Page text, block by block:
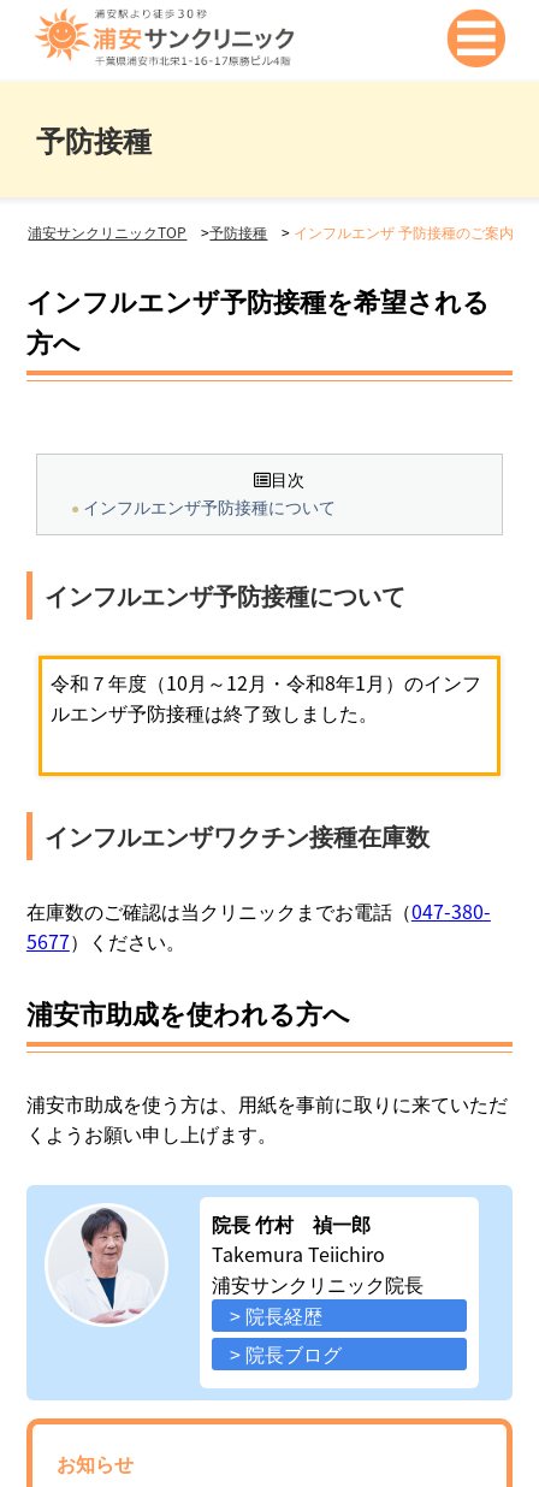
予防接種
浦安サンクリニックTOP >予防接種 > インフルエンザ 予防接種のご案内
インフルエンザ予防接種を希望される
方へ
目次
インフルエンザ予防接種について
インフルエンザ予防接種について
令和７年度（10月～12月・令和8年1月）のインフ
ルエンザ予防接種は終了致しました。
インフルエンザワクチン接種在庫数
在庫数のご確認は当クリニックまでお電話（047-380-
5677）ください。
浦安市助成を使われる方へ
浦安市助成を使う方は、用紙を事前に取りに来ていただ
くようお願い申し上げます。
院長 竹村 禎一郎
Takemura Teiichiro
浦安サンクリニック院長
> 院長経歴
> 院長ブログ
お知らせ